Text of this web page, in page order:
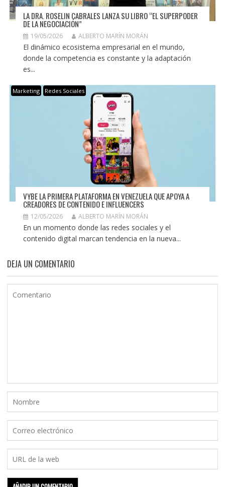
LA DRA. ROSELIN CABRALES LANZA SU LIBRO “EL SUPERPODER
DE LA NEGOCIACIÓN”
19/05/2026 ALBERTO MARÍN MORÁN
El dinámico ecosistema empresarial en el mundo,
donde la competencia es constante y la adaptación
es...
Marketing Redes Sociales
VYBE LA PRIMERA PLATAFORMA EN VENEZUELA QUE APOYA A
CREADORES DE CONTENIDO E INFLUENCERS
12/05/2026 ALBERTO MARÍN MORÁN
En un momento donde las redes sociales y el
contenido digital marcan tendencia en la nueva...
DEJA UN COMENTARIO